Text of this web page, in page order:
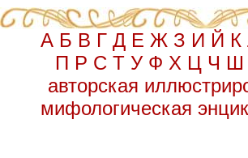
А Б В Г Д Е Ж З И Й К
П Р С Т У Ф Х Ц Ч Ш
авторская
мифологическая